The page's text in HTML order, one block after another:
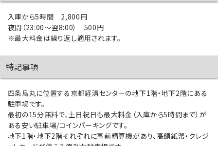
入庫から5時間 2,800円
夜間（23:00～翌8:00） 500円
※最大料金は繰り返し適用されます。
特記事項
四条烏丸に位置する京都経済センターの地下1階・地下2階にある
駐車場です。
最初の15分無料で、土日祝日も最大料金（入庫から5時間まで）が
ある安い駐車場/コインパーキングです。
地下1階・地下2階それぞれに事前精算機があり、高額紙幣・クレジ